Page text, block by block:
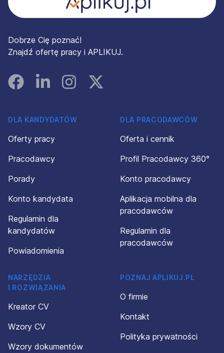
Dobrze Cię poznać!
Znajdź ofertę pracy i APLIKUJ.
FacebookLinked InInstagramInstagram
DLA KANDYDATÓW
Oferty pracy
Pracodawcy
Porady
Konto kandydata
Regulamin dla
kandydatów
Powiadomienia
DLA PRACODAWCÓW
Oferta i cennik
Profil Pracodawcy 360°
Konto pracodawcy
Aplikacja mobilna dla
pracodawców
Regulamin dla
pracodawców
NARZĘDZIA
I ROZWIĄZANIA
Kreator CV
Wzory CV
Wzory dokumentów
POZNAJ APLIKUJ.PL
O firmie
Kontakt
Polityka prywatności